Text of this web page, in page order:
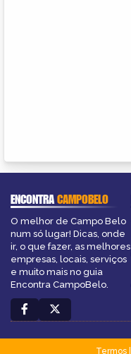
ENCONTRACAMPOBELO
O melhor de Campo Belo
num só lugar! Dicas, onde
ir, o que fazer, as melhores
empresas, locais, serviços
e muito mais no guia
Encontra CampoBelo.
Termos|